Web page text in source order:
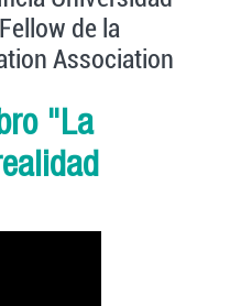
de la
Association
"La